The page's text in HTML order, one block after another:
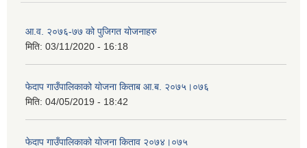
आ.व. २०७६-७७ को पुजिगत योजनाहरु
मिति: 03/11/2020 - 16:18
फेदाप गाउँपालिकाको योजना किताब आ.ब. २०७५।०७६
मिति: 04/05/2019 - 18:42
फेदाप गाउँपालिकाको योजना किताव २०७४।०७५